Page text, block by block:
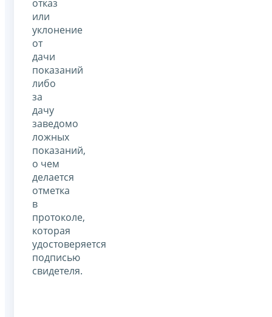
отказ
или
уклонение
от
дачи
показаний
либо
за
дачу
заведомо
ложных
показаний,
о чем
делается
отметка
в
протоколе,
которая
удостоверяется
подписью
свидетеля.